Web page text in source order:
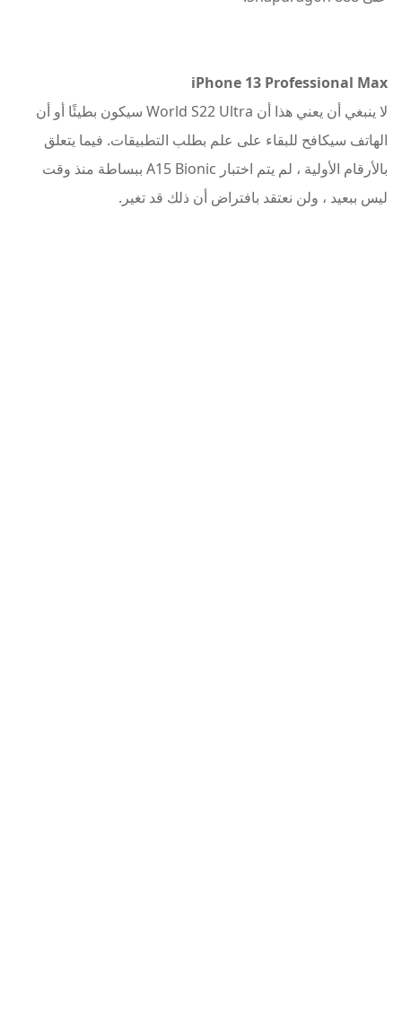
iPhone 13 Professional Max
لا ينبغي أن يعني هذا أن World S22 Ultra سيكون بطيئًا أو أن
الهاتف سيكافح للبقاء على علم بطلب التطبيقات. فيما يتعلق
بالأرقام الأولية ، لم يتم اختبار A15 Bionic ببساطة منذ وقت
ليس ببعيد ، ولن نعتقد بافتراض أن ذلك قد تغير.